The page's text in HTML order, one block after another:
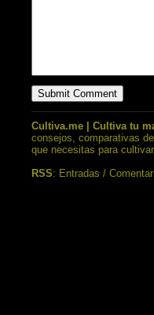
Cultiva.me | Cultiva tu
consejos, comparativas
que necesitas para
RSS: Entradas /